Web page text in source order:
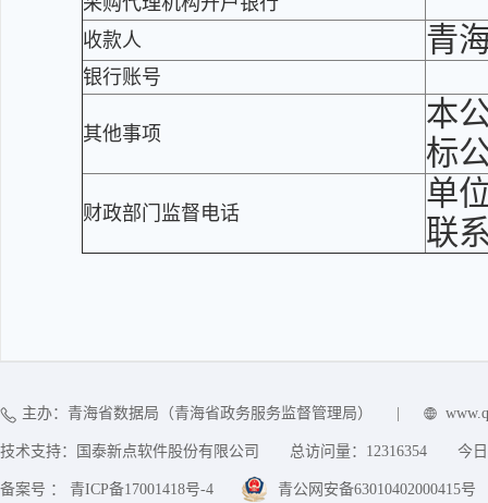
收款人
青
银行账号
其他事项
本
标
财政部门监督电话
单
联
主办：青海省数据局（青海省政务服务监督管理局）
技术支持：国泰新点软件股份有限公司 总访问量： 12316354 今
备案号 ： 青ICP备17001418号-4 青公网安备63010402000415号